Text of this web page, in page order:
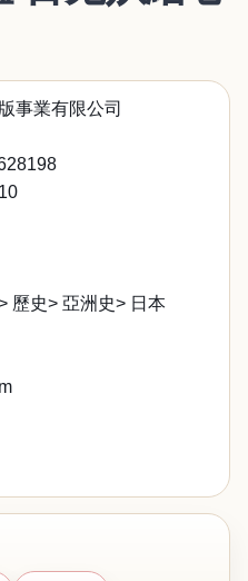
事業有限公司
歷史> 亞洲史> 日本